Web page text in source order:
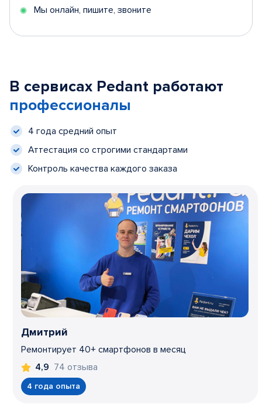
Мы онлайн, пишите, звоните
В сервисах Pedant работают
профессионалы
4 года средний опыт
Аттестация со строгими стандартами
Контроль качества каждого заказа
Дмитрий
Ремонтирует 40+ смартфонов в месяц
4,9 74 отзыва
4 года опыта